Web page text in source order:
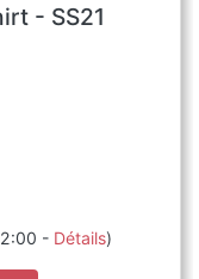
- SS21
- Détails)